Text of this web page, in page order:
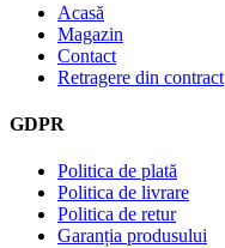
Acasă
Magazin
Contact
Retragere din contract
GDPR
Politica de plată
Politica de livrare
Politica de retur
Garanția produsului